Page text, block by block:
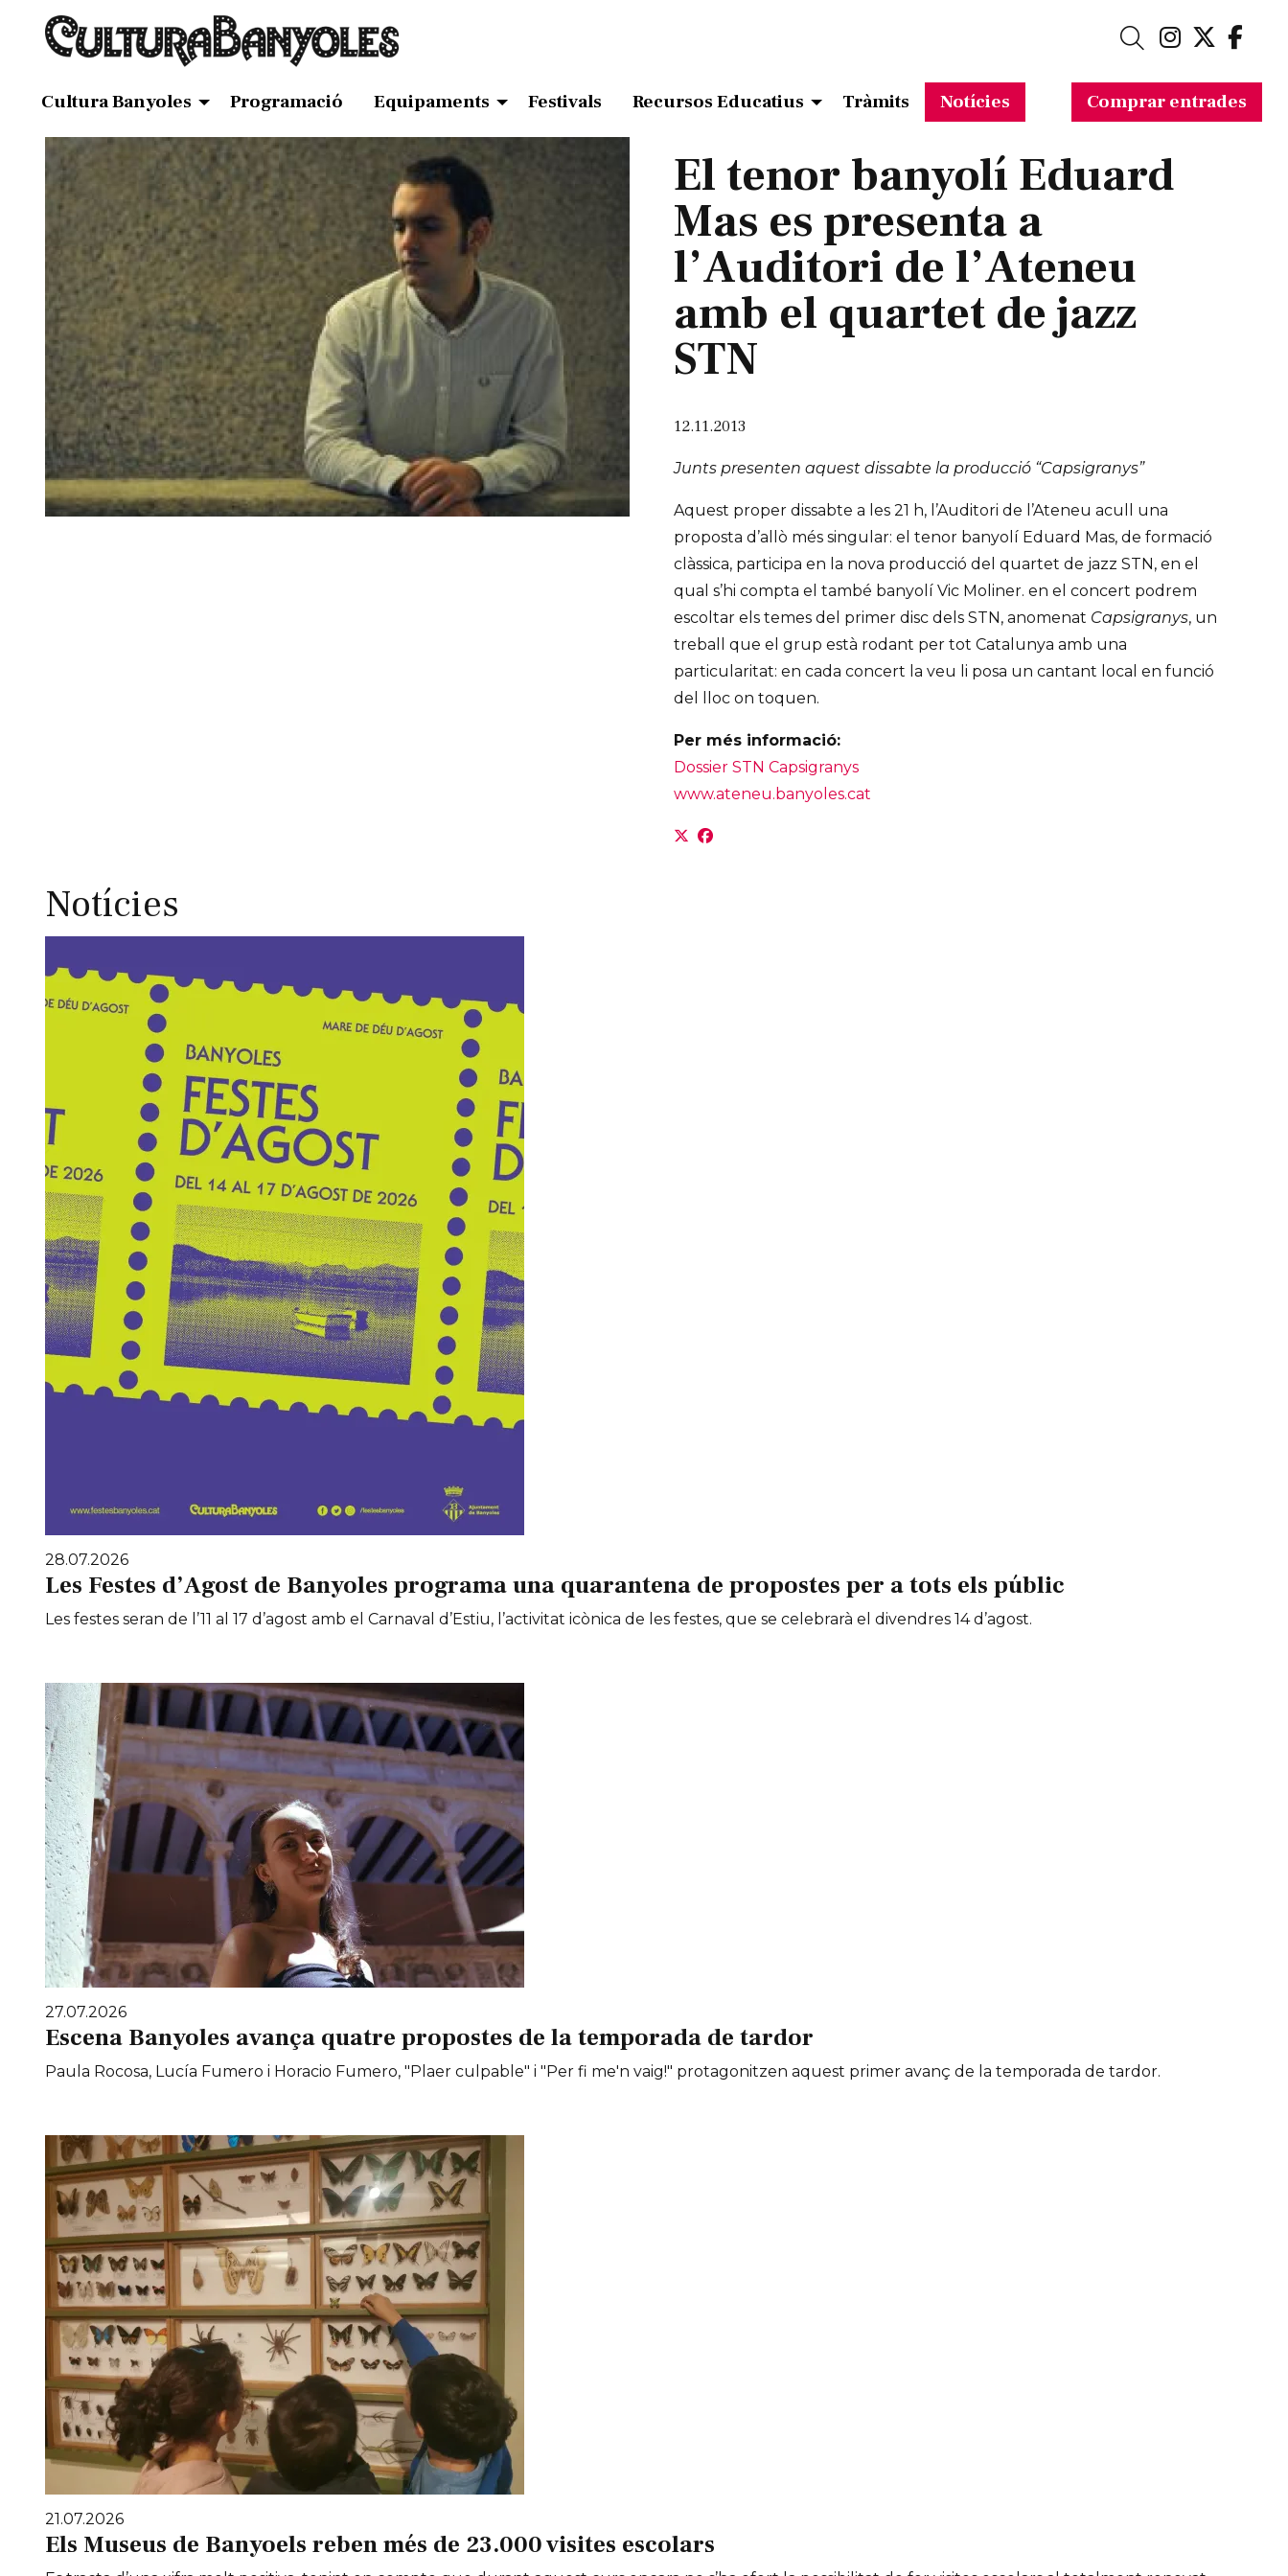
Link aLink
Cerca
Cultura Banyoles Programació Equipaments Festivals Recursos Educatius Tràmits Notícies Comprar entrades
El tenor banyolí Eduard
Mas es presenta a
l’Auditori de l’Ateneu
amb el quartet de jazz
STN
12.11.2013
Junts presenten aquest dissabte la producció “Capsigranys”
Aquest proper dissabte a les 21 h, l’Auditori de l’Ateneu acull una
proposta d’allò més singular: el tenor banyolí Eduard Mas, de formació
clàssica, participa en la nova producció del quartet de jazz STN, en el
qual s’hi compta el també banyolí Vic Moliner. en el concert podrem
escoltar els temes del primer disc dels STN, anomenat Capsigranys, un
treball que el grup està rodant per tot Catalunya amb una
particularitat: en cada concert la veu li posa un cantant local en funció
del lloc on toquen.
Per més informació:
Dossier STN Capsigranys
www.ateneu.banyoles.cat
Notícies
28.07.2026
Les Festes d’Agost de Banyoles programa una quarantena de propostes per a tots els públic
Les festes seran de l’11 al 17 d’agost amb el Carnaval d’Estiu, l’activitat icònica de les festes, que se celebrarà el divendres 14 d’agost.
27.07.2026
Escena Banyoles avança quatre propostes de la temporada de tardor
Paula Rocosa, Lucía Fumero i Horacio Fumero, "Plaer culpable" i "Per fi me'n vaig!" protagonitzen aquest primer avanç de la temporada de tardor.
21.07.2026
Els Museus de Banyoels reben més de 23.000 visites escolars